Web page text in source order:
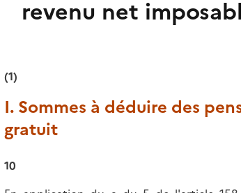
revenu net
(1)
I. Sommes à déduire des
gratuit
10